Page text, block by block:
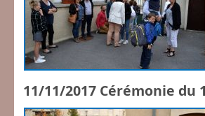
11/11/2017 Cérémonie du